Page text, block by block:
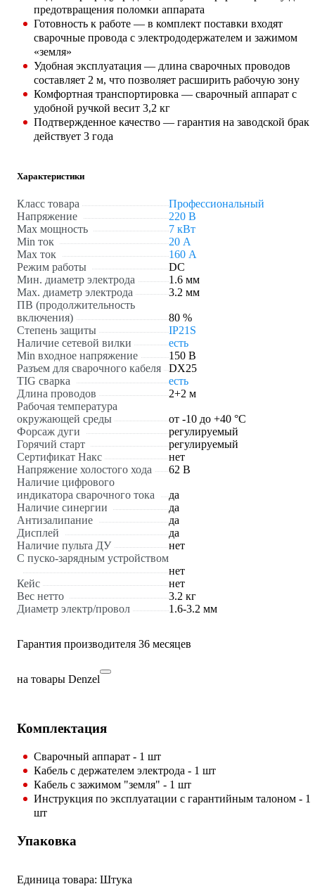
предотвращения поломки аппарата
Готовность к работе — в комплект поставки входят
сварочные провода с электрододержателем и зажимом
«земля»
Удобная эксплуатация — длина сварочных проводов
составляет 2 м, что позволяет расширить рабочую зону
Комфортная транспортировка — сварочный аппарат с
удобной ручкой весит 3,2 кг
Подтвержденное качество — гарантия на заводской брак
действует 3 года
Характеристики
Класс товара
Профессиональный
Напряжение
220 В
Max мощность
7 кВт
Min ток
20 А
Max ток
160 А
Режим работы
DC
Мин. диаметр электрода
1.6 мм
Мах. диаметр электрода
3.2 мм
ПВ (продолжительность
включения)
80 %
Степень защиты
IP21S
Наличие сетевой вилки
есть
Min входное напряжение
150 В
Разъем для сварочного кабеля
DX25
TIG сварка
есть
Длина проводов
2+2 м
Рабочая температура
окружающей среды
от -10 до +40 °С
Форсаж дуги
регулируемый
Горячий старт
регулируемый
Сертификат Накс
нет
Напряжение холостого хода
62 В
Наличие цифрового
индикатора сварочного тока
да
Наличие синергии
да
Антизалипание
да
Дисплей
да
Наличие пульта ДУ
нет
С пуско-зарядным устройством
нет
Кейс
нет
Вес нетто
3.2 кг
Диаметр электр/провол
1.6-3.2 мм
Гарантия производителя 36 месяцев
на товары Denzel
Комплектация
Сварочный аппарат - 1 шт
Кабель с держателем электрода - 1 шт
Кабель с зажимом "земля" - 1 шт
Инструкция по эксплуатации с гарантийным талоном - 1
шт
Упаковка
Единица товара: Штука